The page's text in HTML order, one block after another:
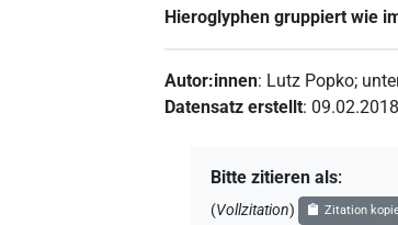
Hieroglyphen gruppiert wie
Autor:innen: Lutz Popko;
Datensatz erstellt: 09.02.2018
Bitte zitieren als:
(Vollzitation) Zitation